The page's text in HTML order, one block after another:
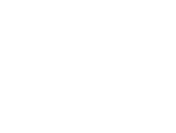
Deutschen